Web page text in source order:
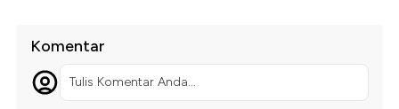
Komentar
Tulis Komentar Anda...